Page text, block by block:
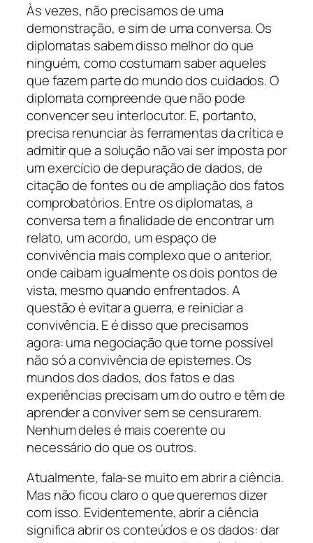
Às vezes, não precisamos de uma
demonstração, e sim de uma conversa. Os
diplomatas sabem disso melhor do que
ninguém, como costumam saber aqueles
que fazem parte do mundo dos cuidados. O
diplomata compreende que não pode
convencer seu interlocutor. E, portanto,
precisa renunciar às ferramentas da crítica e
admitir que a solução não vai ser imposta por
um exercício de depuração de dados, de
citação de fontes ou de ampliação dos fatos
comprobatórios. Entre os diplomatas, a
conversa tem a finalidade de encontrar um
relato, um acordo, um espaço de
convivência mais complexo que o anterior,
onde caibam igualmente os dois pontos de
vista, mesmo quando enfrentados. A
questão é evitar a guerra, e reiniciar a
convivência. E é disso que precisamos
agora: uma negociação que torne possível
não só a convivência de epistemes. Os
mundos dos dados, dos fatos e das
experiências precisam um do outro e têm de
aprender a conviver sem se censurarem.
Nenhum deles é mais coerente ou
necessário do que os outros.
Atualmente, fala-se muito em abrir a ciência.
Mas não ficou claro o que queremos dizer
com isso. Evidentemente, abrir a ciência
significa abrir os conteúdos e os dados: dar